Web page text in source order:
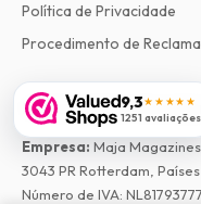
9,3★★★★★
1251 avaliações
Política de Privacidade
Procedimento de
Informações da
Empresa: Maja Magazines
3043 PR Rotterdam,
Número de IVA: